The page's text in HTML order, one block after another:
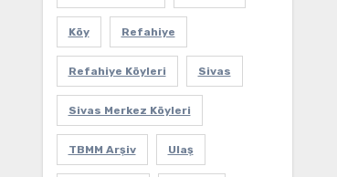
Köy Refahiye
Refahiye Köyleri Sivas
Sivas Merkez Köyleri
TBMM Arşiv Ulaş